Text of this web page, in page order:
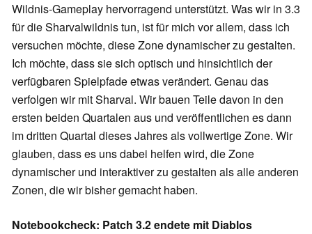
Wildnis-Gameplay hervorragend unterstützt. Was wir in 3.3
für die Sharvalwildnis tun, ist für mich vor allem, dass ich
versuchen möchte, diese Zone dynamischer zu gestalten.
Ich möchte, dass sie sich optisch und hinsichtlich der
verfügbaren Spielpfade etwas verändert. Genau das
verfolgen wir mit Sharval. Wir bauen Teile davon in den
ersten beiden Quartalen aus und veröffentlichen es dann
im dritten Quartal dieses Jahres als vollwertige Zone. Wir
glauben, dass es uns dabei helfen wird, die Zone
dynamischer und interaktiver zu gestalten als alle anderen
Zonen, die wir bisher gemacht haben.
Notebookcheck: Patch 3.2 endete mit Diablos